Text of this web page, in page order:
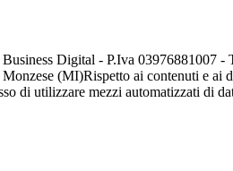
Digital - P.Iva 03976881007 -
(MI)Rispetto ai contenuti e ai
di utilizzare mezzi automatizzati di